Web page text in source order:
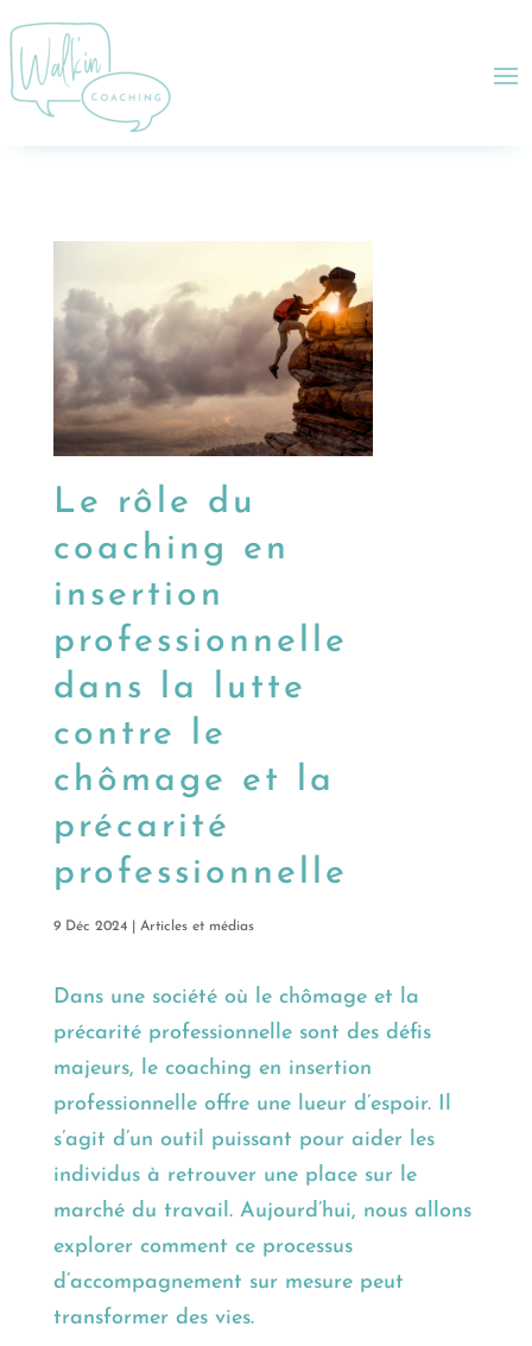
Le rôle du
coaching en
insertion
professionnelle
dans la lutte
contre le
chômage et la
précarité
professionnelle
9 Déc 2024| Articles et médias
Dans une société où le chômage et la
précarité professionnelle sont des défis
majeurs, le coaching en insertion
professionnelle offre une lueur d’espoir. Il
s’agit d’un outil puissant pour aider les
individus à retrouver une place sur le
marché du travail. Aujourd’hui, nous allons
explorer comment ce processus
d’accompagnement sur mesure peut
transformer des vies.